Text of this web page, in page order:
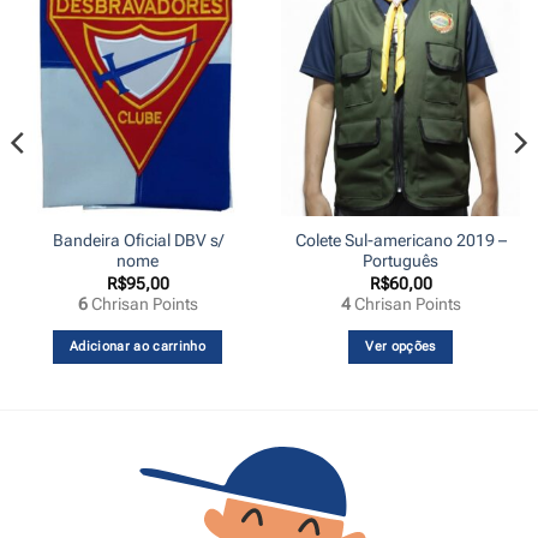
Bandeira Oficial DBV s/
nome
R$95,00
6Chrisan Points
Adicionar ao carrinho
Colete Sul-americano 2019 –
Português
R$60,00
4Chrisan Points
Ver opções